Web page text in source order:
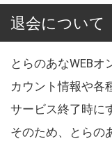
退会について
とらのあなWEB
カウント情報や各
サービス終了時に
そのため、とらの